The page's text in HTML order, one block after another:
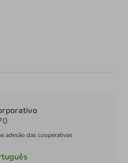
adesão das cooperativas